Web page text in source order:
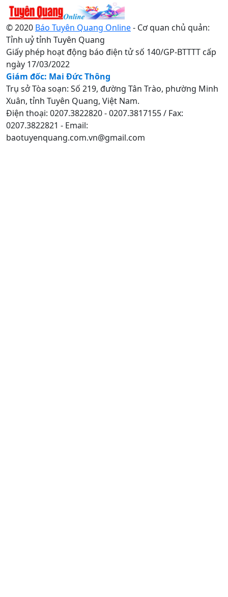
© 2020 Báo Tuyên Quang Online- Cơ quan chủ quản:
Tỉnh uỷ tỉnh Tuyên Quang
Giấy phép hoạt động báo điện tử số 140/GP-BTTTT cấp
ngày 17/03/2022
Giám đốc: Mai Đức Thông
Trụ sở Tòa soạn: Số 219, đường Tân Trào, phường Minh
Xuân, tỉnh Tuyên Quang, Việt Nam.
Điện thoại: 0207.3822820 - 0207.3817155 / Fax:
0207.3822821 - Email:
baotuyenquang.com.vn@gmail.com